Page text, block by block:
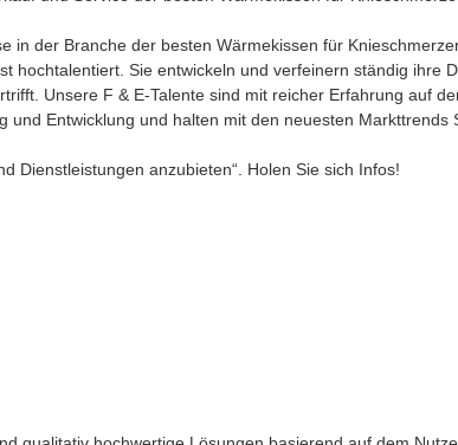
der Branche der besten Wärmekissen für
Sie entwickeln und verfeinern ständig ihre
Unsere F & E-Talente sind mit reicher Erfahrung auf
Entwicklung und halten mit den neuesten Markttrends
Dienstleistungen anzubieten“. Holen Sie sich Infos!